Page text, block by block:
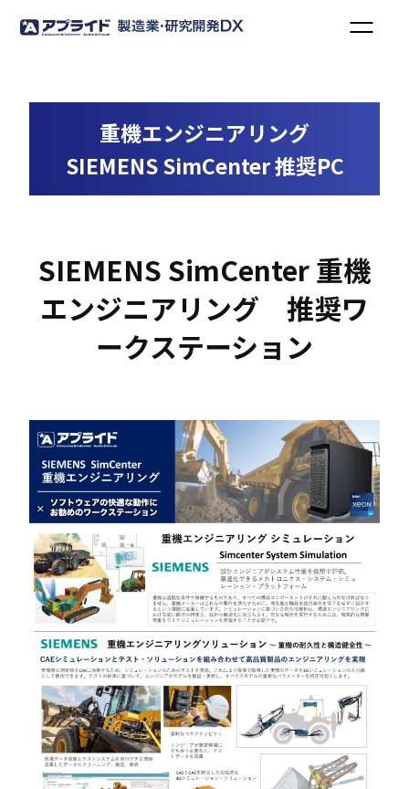
重機エンジニアリング
SIEMENS SimCenter 推奨PC
SIEMENS SimCenter 重機
エンジニアリング 推奨ワ
ークステーション